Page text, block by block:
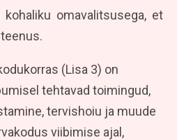
omavalitsusega, et
(Lisa 3) on
tehtavad toimingud,
tervishoiu ja muude
viibimise ajal,